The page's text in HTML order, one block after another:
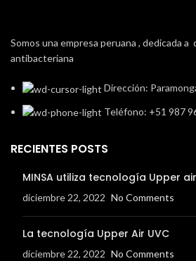
Somos una empresa peruana , dedicada
antibacteriana
Dirección:
Teléfono: +51 987
RECIENTES POSTS
MINSA utiliza tecnología Upper air
diciembre 22, 2022 No Comments
La tecnología Upper Air UVC
diciembre 22, 2022 No Comments